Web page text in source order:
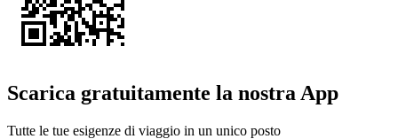
Scarica gratuitamente la nostra App
Tutte le tue esigenze di viaggio in un unico posto